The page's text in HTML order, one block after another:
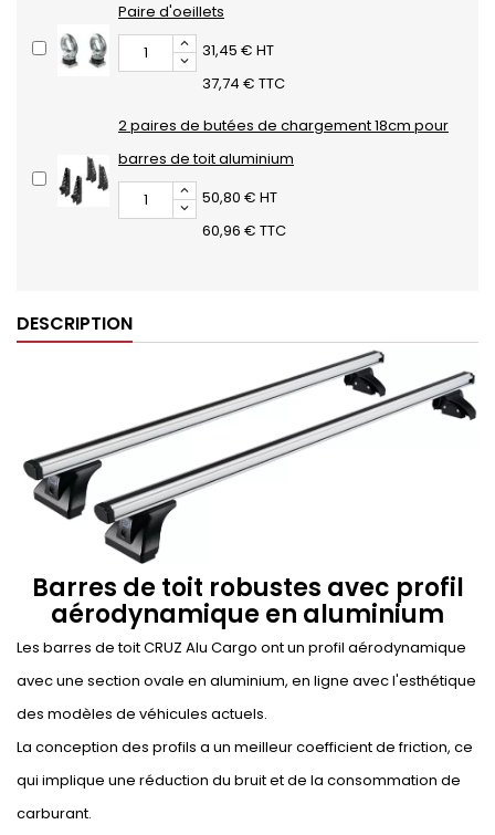
Paire d'oeillets
31,45 € HT
37,74 € TTC
2 paires de butées de chargement 18cm pour
barres de toit aluminium
50,80 € HT
60,96 € TTC
DESCRIPTION
Barres de toit robustes avec profil
aérodynamique en aluminium
Les barres de toit CRUZ Alu Cargo ont un profil aérodynamique
avec une section ovale en aluminium, en ligne avec l'esthétique
des modèles de véhicules actuels.
La conception des profils a un meilleur coefficient de friction, ce
qui implique une réduction du bruit et de la consommation de
carburant.